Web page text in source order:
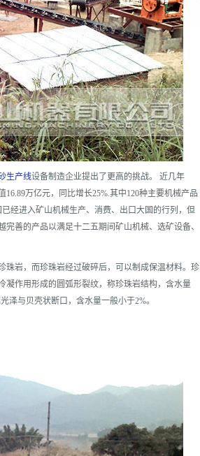
生产线设备制造企业提出了更高的挑战。 近几年
万亿元，同比增长25%.其中120种主要机械产品
经进入矿山机械生产、消费、出口大国的行列，但
善的产品以满足十二五期间矿山机械、选矿设备、
珠岩，而珍珠岩经过破碎后，可以制成保温材料。珍
凝作用形成的圆弧形裂纹，称珍珠岩结构，含水量
泽与贝壳状断口，含水量一般小于2%。